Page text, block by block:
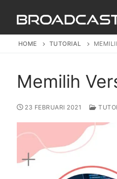
HOME TUTORIAL
Memilih
23 FEBRUARI 2021